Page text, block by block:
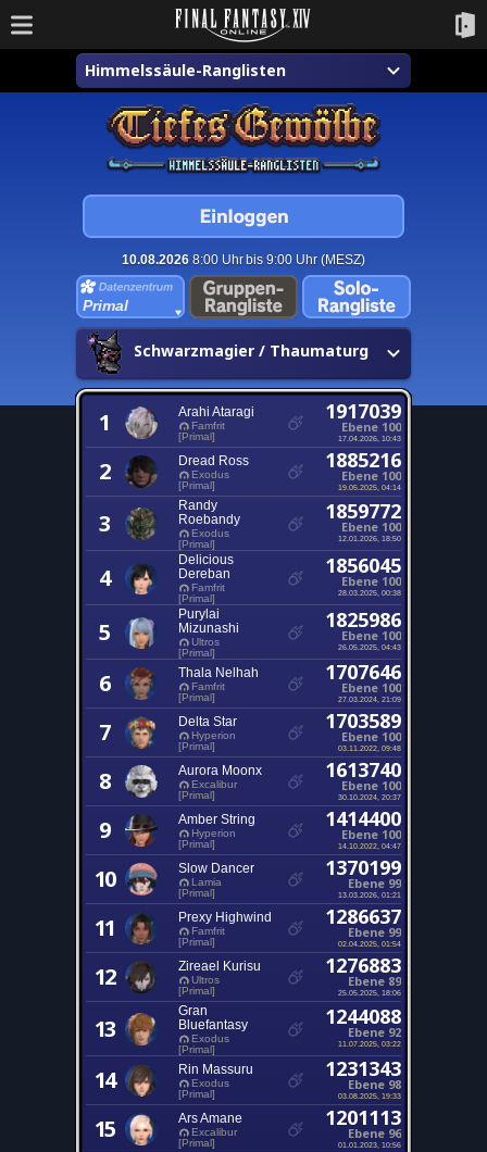
Himmelssäule-Ranglisten
10.08.20268:00 Uhr bis 9:00 Uhr (MESZ)
Primal
Schwarzmagier / Thaumaturg
1 Arahi Ataragi
Famfrit
[Primal]
1917039
Ebene 100
17.04.2026, 10:43
2 Dread Ross
Exodus
[Primal]
1885216
Ebene 100
19.05.2025, 04:14
3
Randy
Roebandy
Exodus
[Primal]
1859772
Ebene 100
12.01.2026, 18:50
4
Delicious
Dereban
Famfrit
[Primal]
1856045
Ebene 100
28.03.2025, 00:38
5
Purylai
Mizunashi
Ultros
[Primal]
1825986
Ebene 100
26.05.2025, 04:43
6 Thala Nelhah
Famfrit
[Primal]
1707646
Ebene 100
27.03.2024, 21:09
7 Delta Star
Hyperion
[Primal]
1703589
Ebene 100
03.11.2022, 09:48
8 Aurora Moonx
Excalibur
[Primal]
1613740
Ebene 100
30.10.2024, 20:37
9 Amber String
Hyperion
[Primal]
1414400
Ebene 100
14.10.2022, 04:47
10 Slow Dancer
Lamia
[Primal]
1370199
Ebene 99
13.03.2026, 01:21
11 Prexy Highwind
Famfrit
[Primal]
1286637
Ebene 99
02.04.2025, 01:54
12 Zireael Kurisu
Ultros
[Primal]
1276883
Ebene 89
25.05.2025, 18:06
13
Gran
Bluefantasy
Exodus
[Primal]
1244088
Ebene 92
11.07.2025, 03:22
14 Rin Massuru
Exodus
[Primal]
1231343
Ebene 98
03.08.2025, 19:33
15 Ars Amane
Excalibur
[Primal]
1201113
Ebene 96
01.01.2023, 10:56